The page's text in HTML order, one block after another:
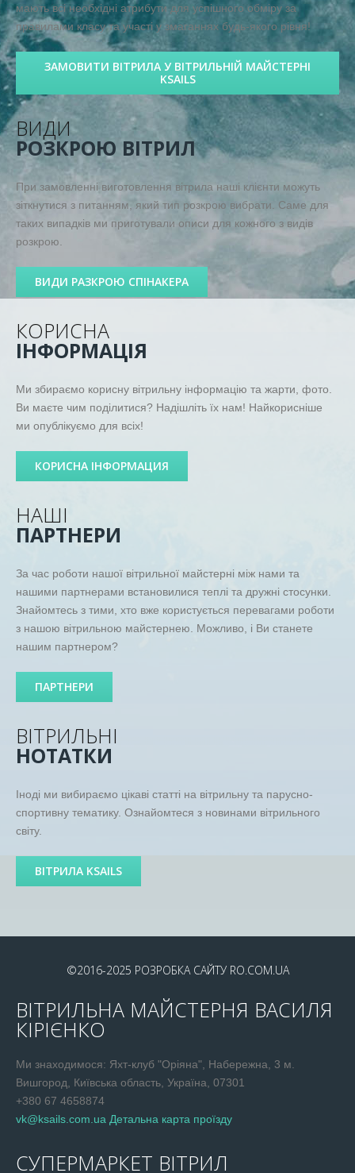
мають всі необхідні атрибути для успішного обміру за
правилами класу та участі у змаганнях будь-якого рівня!
ЗАМОВИТИ ВІТРИЛА У ВІТРИЛЬНІЙ МАЙСТЕРНІ
KSAILS
ВИДИ
РОЗКРОЮ ВІТРИЛ
При замовленні виготовлення вітрила наші клієнти можуть
зіткнутися з питанням, який тип розкрою вибрати. Саме для
таких випадків ми приготували описи для кожного з видів
розкрою.
ВИДИ РАЗКРОЮ СПІНАКЕРА
КОРИСНА
ІНФОРМАЦІЯ
Ми збираємо корисну вітрильну інформацію та жарти, фото.
Ви маєте чим поділитися? Надішліть їх нам! Найкорисніше
ми опублікуємо для всіх!
КОРИСНА ІНФОРМАЦИЯ
НАШІ
ПАРТНЕРИ
За час роботи нашої вітрильної майстерні між нами та
нашими партнерами встановилися теплі та дружні стосунки.
Знайомтесь з тими, хто вже користується перевагами роботи
з нашою вітрильною майстернею. Можливо, і Ви станете
нашим партнером?
ПАРТНЕРИ
ВІТРИЛЬНІ
НОТАТКИ
Іноді ми вибираємо цікаві статті на вітрильну та парусно-
спортивну тематику. Ознайомтеся з новинами вітрильного
світу.
ВІТРИЛА KSAILS
©2016-2025 РОЗРОБКА САЙТУ RO.COM.UA
ВІТРИЛЬНА МАЙСТЕРНЯ ВАСИЛЯ
КІРІЄНКО
Ми знаходимося: Яхт-клуб "Оріяна", Набережна, 3 м.
Вишгород, Київська область, Україна, 07301
+380 67 4658874
vk@ksails.com.ua Детальна карта проїзду
СУПЕРМАРКЕТ ВІТРИЛ